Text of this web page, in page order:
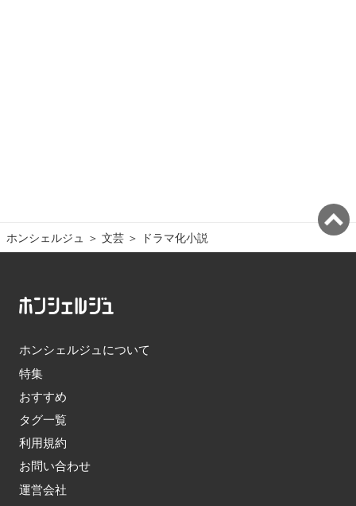
ホンシェルジュ ＞ 文芸 ＞ ドラマ化小説
ホンシェルジュについて
特集
おすすめ
タグ一覧
利用規約
お問い合わせ
運営会社